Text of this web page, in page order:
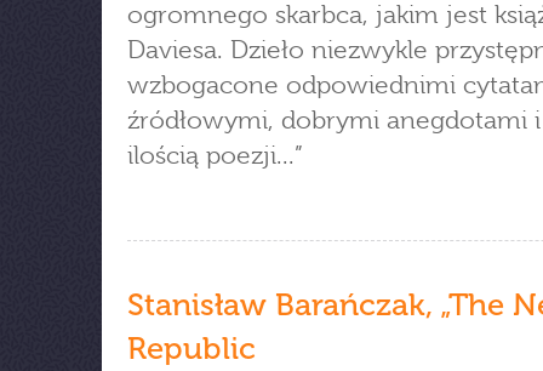
ogromnego skarbca, jakim jest
Daviesa. Dzieło niezwykle
wzbogacone odpowiednimi
źródłowymi, dobrymi anegdotami
ilością poezji...”
Stanisław Barańczak, „The
Republic